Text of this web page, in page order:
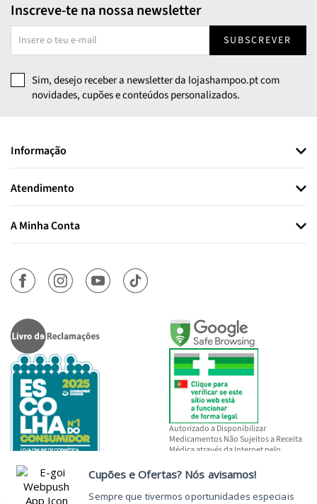
Inscreve-te na nossa newsletter
SUBSCREVER
Sim, desejo receber a newsletter da lojashampoo.pt com
novidades, cupões e conteúdos personalizados.
Informação
Atendimento
A Minha Conta
Autorizado a Disponibilizar
Medicamentos Não Sujeitos a Receita
Médica através da Internet pelo